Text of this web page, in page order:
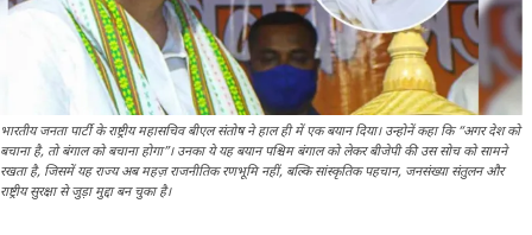
भारतीय जनता पार्टी के राष्ट्रीय महासचिव बीएल संतोष ने हाल ही में एक बयान दिया। उन्होनें कहा कि “अगर देश को
बचाना है, तो बंगाल को बचाना होगा”। उनका ये यह बयान पश्चिम बंगाल को लेकर बीजेपी की उस सोच को सामने
रखता है, जिसमें यह राज्य अब महज़ राजनीतिक रणभूमि नहीं, बल्कि सांस्कृतिक पहचान, जनसंख्या संतुलन और
राष्ट्रीय सुरक्षा से जुड़ा मुद्दा बन चुका है।